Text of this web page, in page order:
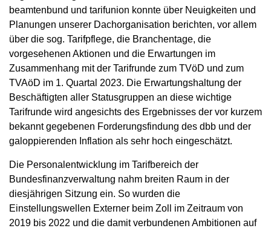
beamtenbund und tarifunion konnte über Neuigkeiten und
Planungen unserer Dachorganisation berichten, vor allem
über die sog. Tarifpflege, die Branchentage, die
vorgesehenen Aktionen und die Erwartungen im
Zusammenhang mit der Tarifrunde zum TVöD und zum
TVAöD im 1. Quartal 2023. Die Erwartungshaltung der
Beschäftigten aller Statusgruppen an diese wichtige
Tarifrunde wird angesichts des Ergebnisses der vor kurzem
bekannt gegebenen Forderungsfindung des dbb und der
galoppierenden Inflation als sehr hoch eingeschätzt.
Die Personalentwicklung im Tarifbereich der
Bundesfinanzverwaltung nahm breiten Raum in der
diesjährigen Sitzung ein. So wurden die
Einstellungswellen Externer beim Zoll im Zeitraum von
2019 bis 2022 und die damit verbundenen Ambitionen auf